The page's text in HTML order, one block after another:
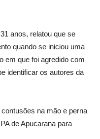
anos, relatou que se
quando se iniciou uma
em que foi agredido com
identificar os autores da
na mão e perna
de Apucarana para